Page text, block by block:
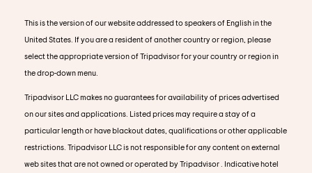
This is the version of our website addressed to speakers of English in the
United States. If you are a resident of another country or region, please
select the appropriate version of Tripadvisor for your country or region in
the drop-down menu.
Tripadvisor LLC makes no guarantees for availability of prices advertised
on our sites and applications. Listed prices may require a stay of a
particular length or have blackout dates, qualifications or other applicable
restrictions. Tripadvisor LLC is not responsible for any content on external
web sites that are not owned or operated by Tripadvisor . Indicative hotel